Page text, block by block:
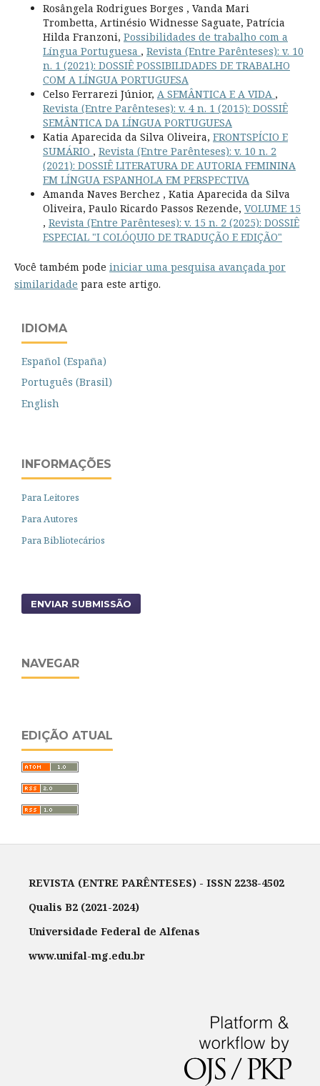
Rosângela Rodrigues Borges , Vanda Mari
Trombetta, Artinésio Widnesse Saguate, Patrícia
Hilda Franzoni, Possibilidades de trabalho com a
Língua Portuguesa , Revista (Entre Parênteses): v. 10
n. 1 (2021): DOSSIÊ POSSIBILIDADES DE TRABALHO
COM A LÍNGUA PORTUGUESA
Celso Ferrarezi Júnior, A SEMÂNTICA E A VIDA ,
Revista (Entre Parênteses): v. 4 n. 1 (2015): DOSSIÊ
SEMÂNTICA DA LÍNGUA PORTUGUESA
Katia Aparecida da Silva Oliveira, FRONTSPÍCIO E
SUMÁRIO , Revista (Entre Parênteses): v. 10 n. 2
(2021): DOSSIÊ LITERATURA DE AUTORIA FEMININA
EM LÍNGUA ESPANHOLA EM PERSPECTIVA
Amanda Naves Berchez , Katia Aparecida da Silva
Oliveira, Paulo Ricardo Passos Rezende, VOLUME 15
, Revista (Entre Parênteses): v. 15 n. 2 (2025): DOSSIÊ
ESPECIAL "I COLÓQUIO DE TRADUÇÃO E EDIÇÃO"
Você também pode iniciar uma pesquisa avançada por
similaridade para este artigo.
IDIOMA
Español (España)
Português (Brasil)
English
INFORMAÇÕES
Para Leitores
Para Autores
Para Bibliotecários
ENVIAR SUBMISSÃO
NAVEGAR
EDIÇÃO ATUAL
REVISTA (ENTRE PARÊNTESES) - ISSN 2238-4502
Qualis B2 (2021-2024)
Universidade Federal de Alfenas
www.unifal-mg.edu.br